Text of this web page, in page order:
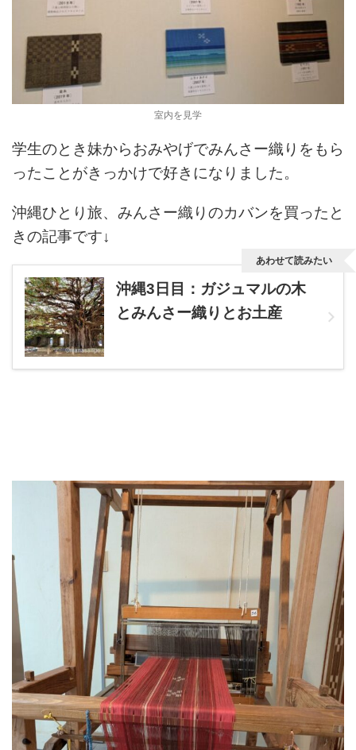
室内を見学
学生のとき妹からおみやげでみんさー織りをもら
ったことがきっかけで好きになりました。
沖縄ひとり旅、みんさー織りのカバンを買ったと
きの記事です↓
沖縄3日目：ガジュマルの木
とみんさー織りとお土産
あわせて読みたい